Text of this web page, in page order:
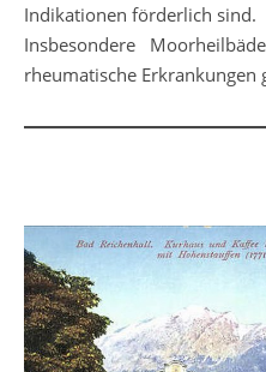
Indikationen förderlich sind.
Insbesondere
rheumatische Erkrankungen